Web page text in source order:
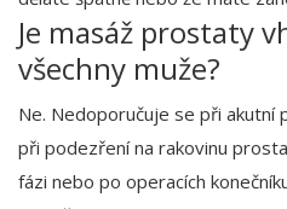
Je masáž prostaty
všechny muže?
Ne. Nedoporučuje se při
při podezření na rakovinu
fázi nebo po operacích